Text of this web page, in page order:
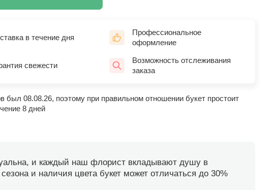
в течение дня
Профессиональное
оформление
свежести
Возможность отслеживания
заказа
был 08.08.26, поэтому при правильном отношении букет простоит
8 дней
и каждый наш флорист вкладывают душу в
и наличия цвета букет может отличаться до 30%